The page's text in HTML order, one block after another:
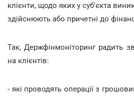
клієнти, щодо яких у суб'єкта
здійснюють або причетні до
Так, Держфінмоніторинг радить
на клієнтів:
- які проводять операції з